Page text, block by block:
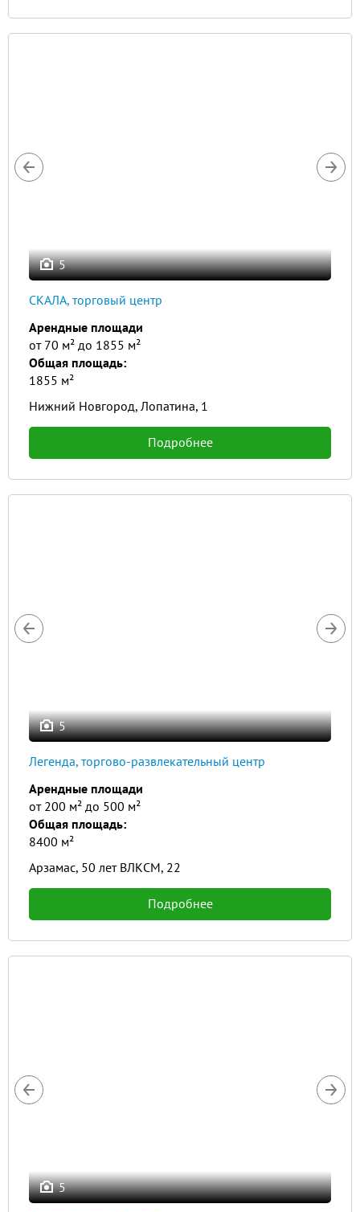
5
СКАЛА, торговый центр
Арендные площади
от 70 м² до 1855 м²
Общая площадь:
1855 м²
Нижний Новгород, Лопатина, 1
Подробнее
5
Легенда, торгово-развлекательный центр
Арендные площади
от 200 м² до 500 м²
Общая площадь:
8400 м²
Арзамас, 50 лет ВЛКСМ, 22
Подробнее
5